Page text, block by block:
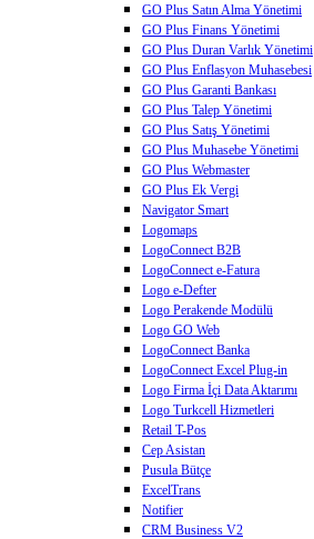
GO Plus Satın Alma Yönetimi
GO Plus Finans Yönetimi
GO Plus Duran Varlık Yönetimi
GO Plus Enflasyon Muhasebesi
GO Plus Garanti Bankası
GO Plus Talep Yönetimi
GO Plus Satış Yönetimi
GO Plus Muhasebe Yönetimi
GO Plus Webmaster
GO Plus Ek Vergi
Navigator Smart
Logomaps
LogoConnect B2B
LogoConnect e-Fatura
Logo e-Defter
Logo Perakende Modülü
Logo GO Web
LogoConnect Banka
LogoConnect Excel Plug-in
Logo Firma İçi Data Aktarımı
Logo Turkcell Hizmetleri
Retail T-Pos
Cep Asistan
Pusula Bütçe
ExcelTrans
Notifier
CRM Business V2